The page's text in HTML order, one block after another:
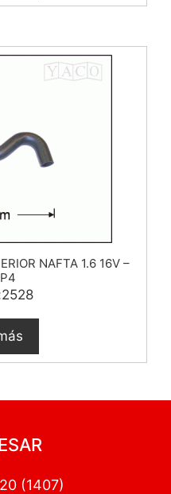
NAFTA 1.6 16V –
(1407)